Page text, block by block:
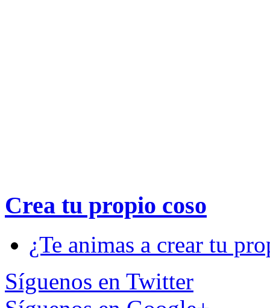
Crea tu propio coso
¿Te animas a crear tu
Síguenos en Twitter